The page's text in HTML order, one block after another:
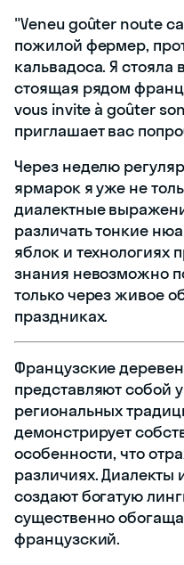
"Veneu goûter noute
пожилой фермер,
кальвадоса. Я стояла
стоящая рядом
vous invite à goûter
приглашает вас
Через неделю
ярмарок я уже не
диалектные
различать тонкие
яблок и технологиях
знания невозможно
только через живое
праздниках.
Французские
представляют собой
региональных
демонстрирует
особенности, что
различиях. Диалекты
создают богатую
существенно
французский.